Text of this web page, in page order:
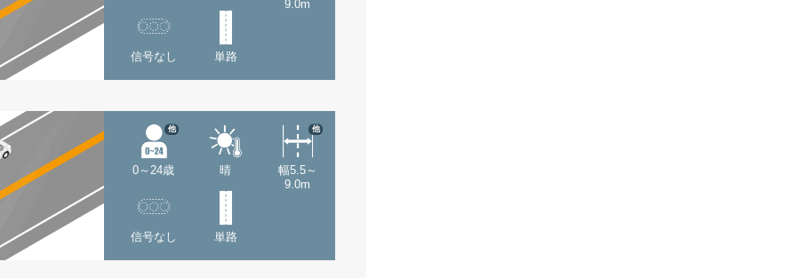
9.0m
信号なし 単路
0～24歳
他
晴
幅5.5～
9.0m
他
信号なし 単路